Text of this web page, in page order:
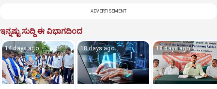
ADVERTISEMENT
ಇನ್ನಷ್ಟು ಸುದ್ದಿ ಈ ವಿಭಾಗದಿಂದ
14 days ago 18 days ago 18 days ago